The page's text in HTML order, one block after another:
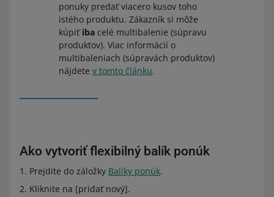
ponuky predať viacero kusov toho
istého produktu. Zákazník si môže
kúpiťiba celé multibalenie (súpravu
produktov). Viac informácií o
multibaleniach (súpravách produktov)
nájdete v tomto článku.
Ako vytvoriť flexibilný balík ponúk
Prejdite do záložky Balíky ponúk.
Kliknite na [pridať nový].